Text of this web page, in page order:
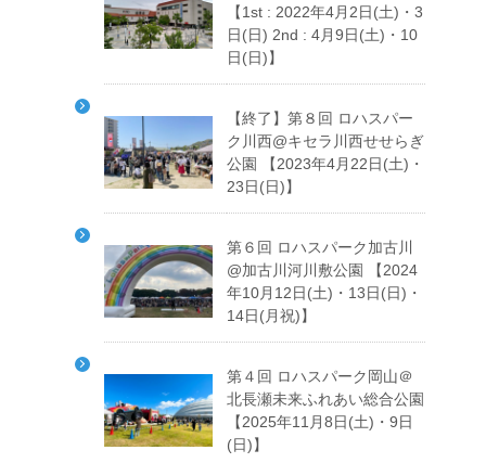
【1st : 2022年4月2日(土)・3
日(日) 2nd : 4月9日(土)・10
日(日)】
【終了】第８回 ロハスパー
ク川西@キセラ川西せせらぎ
公園 【2023年4月22日(土)・
23日(日)】
第６回 ロハスパーク加古川
@加古川河川敷公園 【2024
年10月12日(土)・13日(日)・
14日(月祝)】
第４回 ロハスパーク岡山＠
北長瀬未来ふれあい総合公園
【2025年11月8日(土)・9日
(日)】